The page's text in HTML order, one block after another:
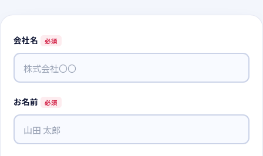
会社名 必須
お名前 必須